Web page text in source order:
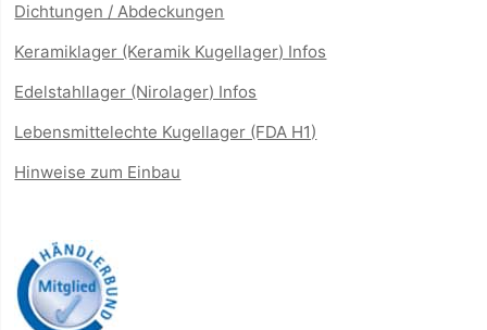
Dichtungen / Abdeckungen
Keramiklager (Keramik Kugellager) Infos
Edelstahllager (Nirolager) Infos
Lebensmittelechte Kugellager (FDA H1)
Hinweise zum Einbau